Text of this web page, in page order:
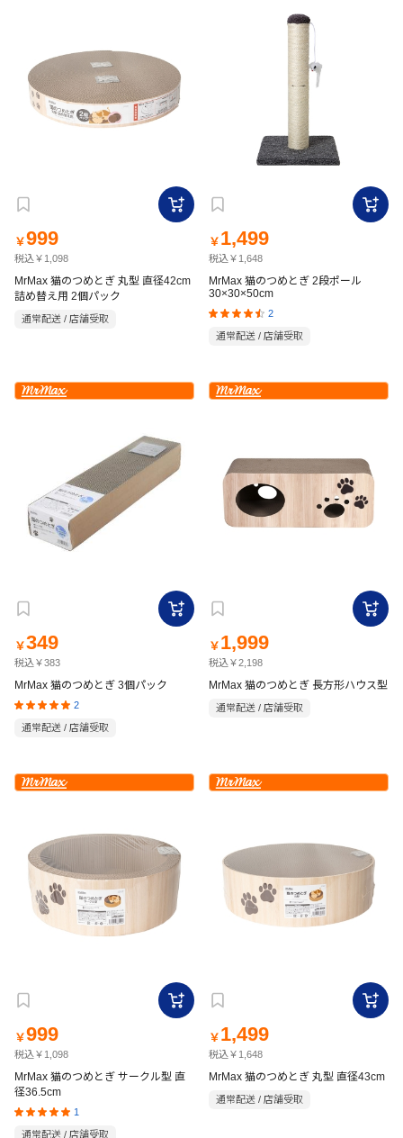
￥999
税込￥1,098
MrMax 猫のつめとぎ 丸型 直径42cm
詰め替え用 2個パック
通常配送 / 店舗受取
￥ 1,499
税込￥1,648
MrMax 猫のつめとぎ 2段ポール
30×30×50cm
2
通常配送 / 店舗受取
￥349
税込￥383
MrMax 猫のつめとぎ 3個パック
2
通常配送 / 店舗受取
￥ 1,999
税込￥2,198
MrMax 猫のつめとぎ 長方形ハウス型
通常配送 / 店舗受取
￥999
税込￥1,098
MrMax 猫のつめとぎ サークル型 直
径36.5cm
1
通常配送 / 店舗受取
￥ 1,499
税込￥1,648
MrMax 猫のつめとぎ 丸型 直径43cm
通常配送 / 店舗受取